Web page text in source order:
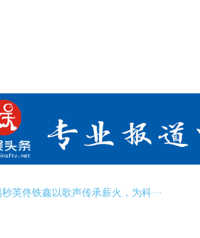
秒英佟铁鑫以歌声传承薪火，为科···